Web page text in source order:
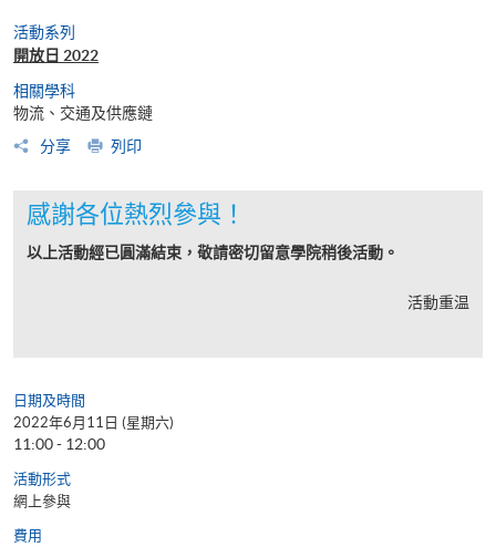
活動系列
開放日 2022
相關學科
物流、交通及供應鏈
分享
列印
感謝各位熱烈參與！
以上活動經已圓滿結束，敬請密切留意學院稍後活動。
活動重温
日期及時間
2022年6月11日 (星期六)
11:00 - 12:00
活動形式
網上參與
費用